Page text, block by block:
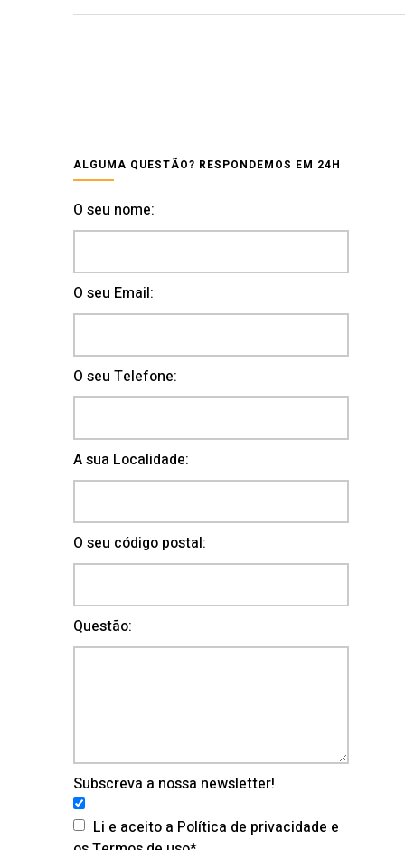
ALGUMA QUESTÃO? RESPONDEMOS EM 24H
O seu nome:
O seu Email:
O seu Telefone:
A sua Localidade:
O seu código postal:
Questão:
Subscreva a nossa newsletter!
Li e aceito a Política de privacidade e